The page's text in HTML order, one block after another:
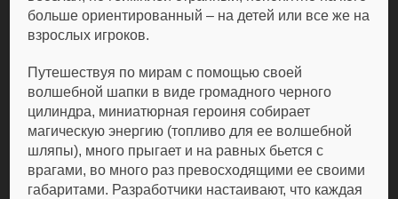
больше ориентированный – на детей или все же на
взрослых игроков.
Путешествуя по мирам с помощью своей
волшебной шапки в виде громадного черного
цилиндра, миниатюрная героиня собирает
магическую энергию (топливо для ее волшебной
шляпы), много прыгает и на равных бьется с
врагами, во много раз превосходящими ее своими
габаритами. Разработчики настаивают, что каждая